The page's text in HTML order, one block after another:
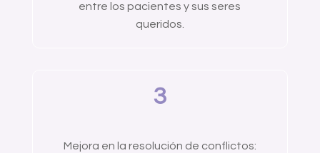
entre los pacientes y sus seres
queridos.
3
Mejora en la resolución de conflictos: